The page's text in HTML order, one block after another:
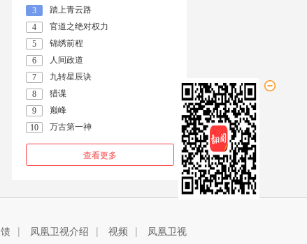
3 踏上青云路
4 官道之绝对权力
5 锦绣前程
6 人间政道
7 九转星辰诀
8 猎谍
9 巅峰
10 万古第一神
查看更多
| 凤凰卫视介绍 | 视频 |
凤凰卫视